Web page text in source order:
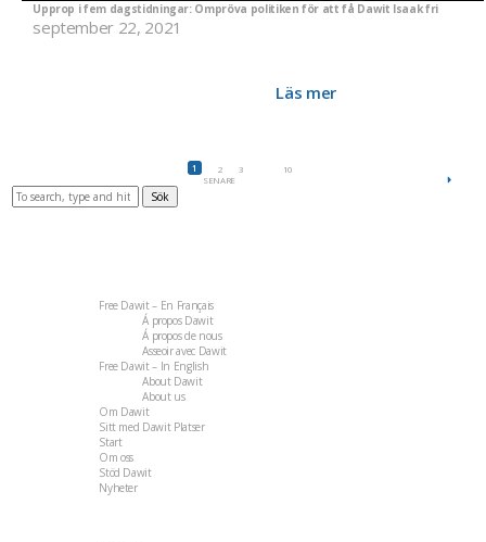
Upprop i fem dagstidningar: Ompröva politiken för att få Dawit Isaak fri
september 22, 2021
Läs mer
1 2 3
10
SENARE
Sök
Free Dawit – En Français
Á propos Dawit
Á propos de nous
Asseoir avec Dawit
Free Dawit – In English
About Dawit
About us
Om Dawit
Sitt med Dawit Platser
Start
Om oss
Stöd Dawit
Nyheter